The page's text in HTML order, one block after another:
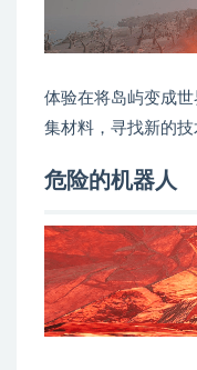
体验在将岛屿变成
集材料，寻找新的技
危险的机器人